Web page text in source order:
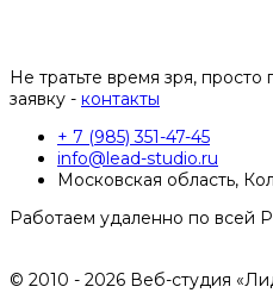
Не тратьте время зря, просто
заявку - контакты
+ 7 (985) 351-47-45
info@lead-studio.ru
Московская область,
Работаем удаленно по всей
© 2010 - 2026 Веб-студия